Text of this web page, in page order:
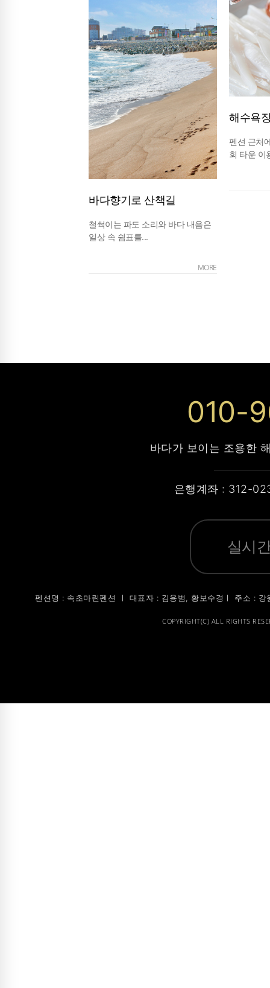
바다향기로 산책길
철썩이는 파도 소리와 바다 내음은
일상 속 쉼표를...
MORE
해수욕
펜션 근처
회 타운 이
010-
바다가 보이는 조용한
은행계좌 : 312-
실시
펜션명 : 속초마린펜션 ㅣ 대표자 : 김용범, 황보수경ㅣ 주소 :
COPYRIGHT(C) ALL RIGHTS